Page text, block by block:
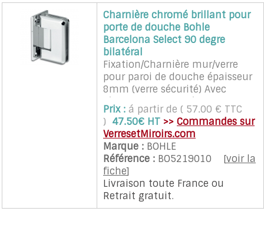
de plus ou moins 15°.
Les charnières sont vendues à
l'unité avec vis et cales.
Recommandé pour porte en
verre d'un poids maximum de
35 Kg et d'une largeur
maximum de 700 mm.
2 charnières sont nécessaires
pour une porte (quantité 2 à
sélectionner)
Charnière chromé brillant pour
porte de douche Bohle
Barcelona Select 90 degre
bilatéral
Fixation/Charnière mur/verre
pour paroi de douche épaisseur
8mm (verre sécurité) Avec
réglage du point zéro.
Cette charnière nécessite un
façonnage particulier du verre
(encoches).
L'ouverture de la porte peu être
faite à 90° dans les 2 sens.
L'écart entre leur et le verre est
de 8 mm.
Les charnières assurent un
Prix : á partir de ( 57.00 € TTC
) 47.50€ HT >> Commandes sur
VerresetMiroirs.com
Marque : BOHLE
Référence : BO5219010 [voir la
fiche]
Livraison toute France ou
Retrait gratuit.